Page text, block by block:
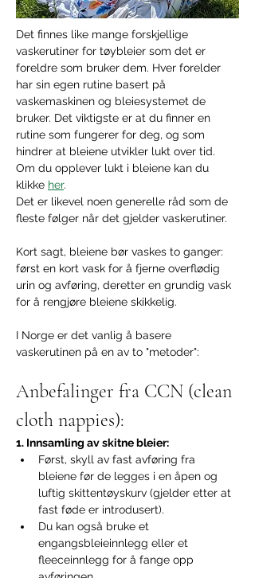
Det finnes like mange forskjellige
vaskerutiner for tøybleier som det er
foreldre som bruker dem. Hver forelder
har sin egen rutine basert på
vaskemaskinen og bleiesystemet de
bruker. Det viktigste er at du finner en
rutine som fungerer for deg, og som
hindrer at bleiene utvikler lukt over tid.
Om du opplever lukt i bleiene kan du
klikke her.
Det er likevel noen generelle råd som de
fleste følger når det gjelder vaskerutiner.
Kort sagt, bleiene bør vaskes to ganger:
først en kort vask for å fjerne overflødig
urin og avføring, deretter en grundig vask
for å rengjøre bleiene skikkelig.
I Norge er det vanlig å basere
vaskerutinen på en av to "metoder":
Anbefalinger fra CCN (clean
cloth nappies):
1. Innsamling av skitne bleier:
Først, skyll av fast avføring fra
bleiene før de legges i en åpen og
luftig skittentøyskurv (gjelder etter at
fast føde er introdusert).
Du kan også bruke et
engangsbleieinnlegg eller et
fleeceinnlegg for å fange opp